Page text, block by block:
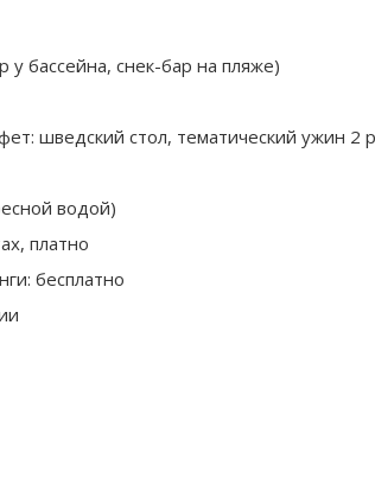
у бассейна, снек-бар на пляже)
шведский стол, тематический ужин 2
водой)
платно
бесплатно